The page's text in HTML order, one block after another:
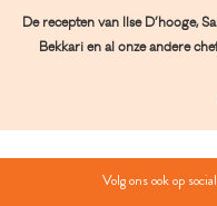
De recepten van Ilse D’hooge,
Bekkari en al onze andere
Volg ons ook op